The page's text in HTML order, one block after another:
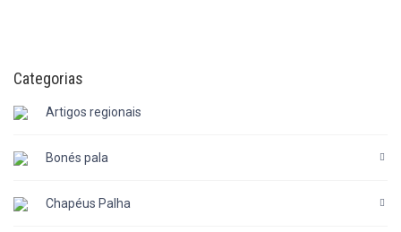
Categorias
Artigos regionais
Bonés pala
Chapéus Palha